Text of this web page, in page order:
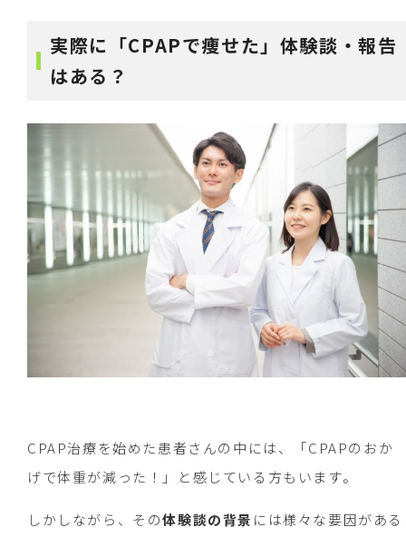
実際に「CPAPで痩せた」体験談・報告
はある？
CPAP治療を始めた患者さんの中には、「CPAPのおか
げで体重が減った！」と感じている方もいます。
しかしながら、その体験談の背景 には様々な要因がある